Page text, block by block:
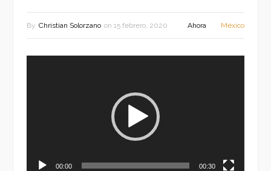
By Christian Solorzano on 15 febrero, 2020 Ahora México
00:00 00:30